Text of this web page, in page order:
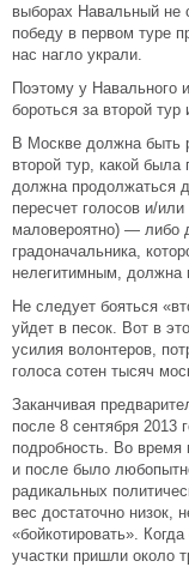
выборах Навальный не
победу в первом туре
нас нагло украли.
Поэтому у Навального
бороться за второй
В Москве должна быть
второй тур, какой
должна продолжаться
пересчет голосов и/
маловероятно) — либо
градоначальника,
нелегитимным, должна
Не следует бояться
уйдет в песок. Вот в
усилия волонтеров,
голоса сотен тысяч
Заканчивая
после 8 сентября 2013
подробность. Во время
и после было
радикальных
вес достаточно низок,
«бойкотировать».
участки пришли около